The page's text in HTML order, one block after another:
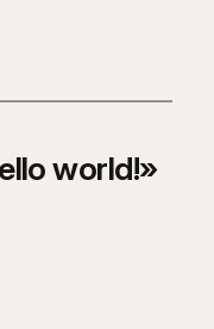
world!»